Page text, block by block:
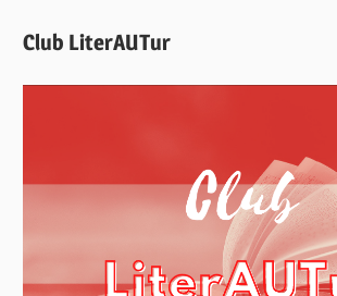
Club LiterAUTur